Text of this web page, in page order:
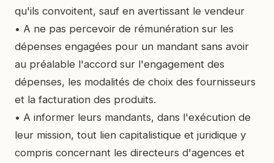
qu'ils convoitent, sauf en avertissant le vendeur
• A ne pas percevoir de rémunération sur les
dépenses engagées pour un mandant sans avoir
au préalable l'accord sur l'engagement des
dépenses, les modalités de choix des fournisseurs
et la facturation des produits.
• A informer leurs mandants, dans l'exécution de
leur mission, tout lien capitalistique et juridique y
compris concernant les directeurs d'agences et